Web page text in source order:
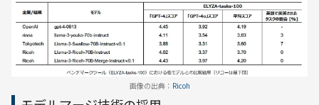
画像の出典： Ricoh